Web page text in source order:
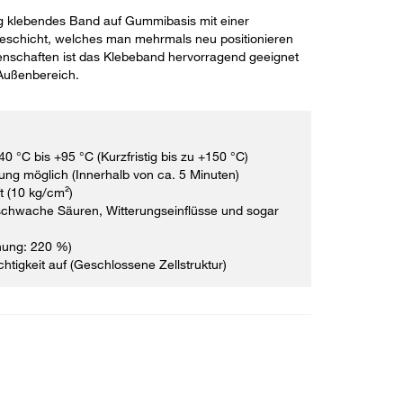
klebendes Band auf Gummibasis mit einer
welches man mehrmals neu positionieren
ist das Klebeband hervorragend geeignet
°C bis +95 °C (Kurzfristig bis zu +150 °C)
möglich (Innerhalb von ca. 5 Minuten)
(10 kg/cm²)
Säuren, Witterungseinflüsse und sogar
220 %)
auf (Geschlossene Zellstruktur)